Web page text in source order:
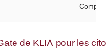
de KLIA pour les